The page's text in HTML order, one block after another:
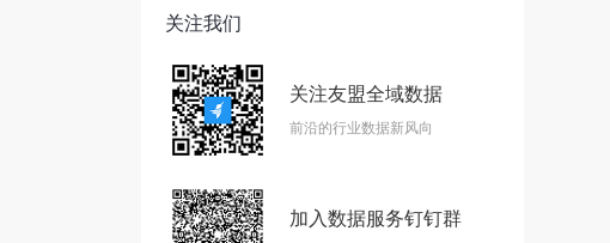
关注我们
关注友盟全域数据
前沿的行业数据新风向
加入数据服务钉钉群